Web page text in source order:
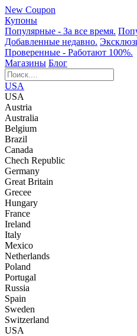
New Coupon
Купоны
Популярные - За все время.
Добавленные недавно.
Проверенные - Работают 100%.
Магазины Блог
USA
USA
Austria
Australia
Belgium
Brazil
Canada
Chech Republic
Germany
Great Britain
Grecee
Hungary
France
Ireland
Italy
Mexico
Netherlands
Poland
Portugal
Russia
Spain
Sweden
Switzerland
USA